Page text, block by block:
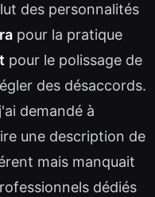
des personnalités
pour la pratique
pour le polissage de
des désaccords.
demandé à
une description de
mais manquait
dédiés